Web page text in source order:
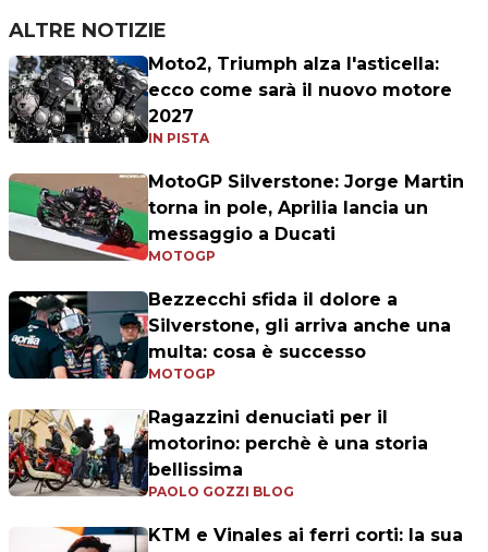
ALTRE NOTIZIE
Moto2, Triumph alza l'asticella:
ecco come sarà il nuovo motore
2027
IN PISTA
MotoGP Silverstone: Jorge Martin
torna in pole, Aprilia lancia un
messaggio a Ducati
MOTOGP
Bezzecchi sfida il dolore a
Silverstone, gli arriva anche una
multa: cosa è successo
MOTOGP
Ragazzini denuciati per il
motorino: perchè è una storia
bellissima
PAOLO GOZZI BLOG
KTM e Vinales ai ferri corti: la sua